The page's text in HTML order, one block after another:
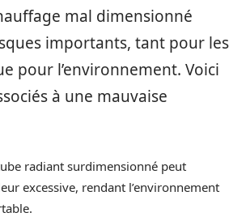
mal dimensionné
importants, tant pour les
pour l’environnement. Voici
à une mauvaise
radiant surdimensionné peut
excessive, rendant l’environnement